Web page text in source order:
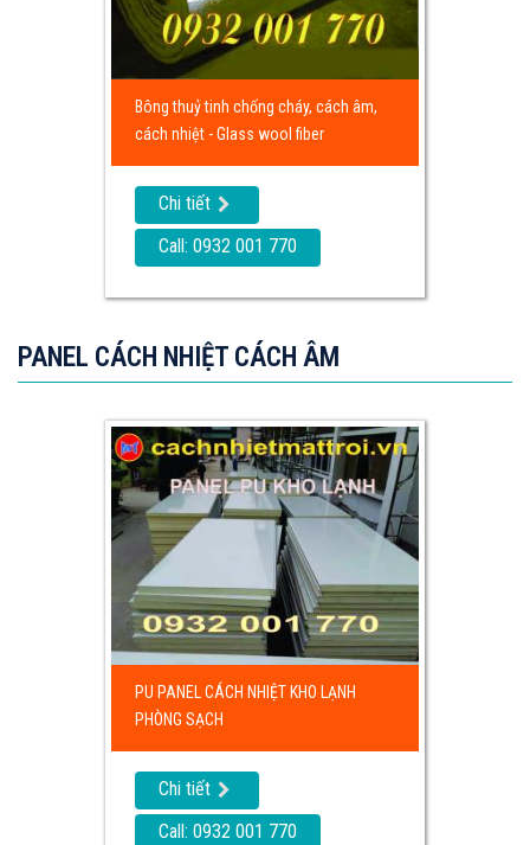
Bông thuỷ tinh chống cháy, cách âm,
cách nhiệt - Glass wool fiber
Chi tiết
Call: 0932 001 770
PANEL CÁCH NHIỆT CÁCH ÂM
PU PANEL CÁCH NHIỆT KHO LẠNH
PHÒNG SẠCH
Chi tiết
Call: 0932 001 770